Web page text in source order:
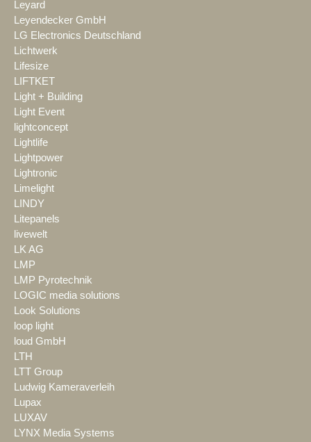
Leyard
Leyendecker GmbH
LG Electronics Deutschland
Lichtwerk
Lifesize
LIFTKET
Light + Building
Light Event
lightconcept
Lightlife
Lightpower
Lightronic
Limelight
LINDY
Litepanels
livewelt
LK AG
LMP
LMP Pyrotechnik
LOGIC media solutions
Look Solutions
loop light
loud GmbH
LTH
LTT Group
Ludwig Kameraverleih
Lupax
LUXAV
LYNX Media Systems